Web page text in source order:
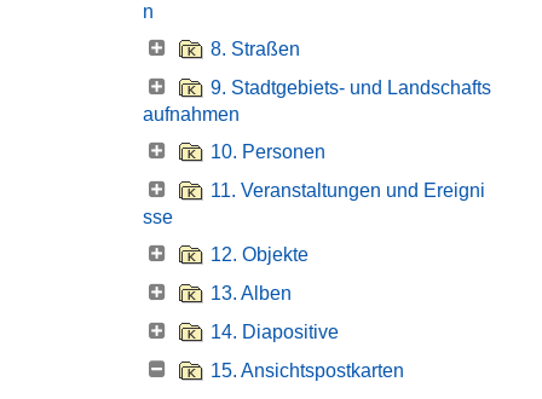
n
8. Straßen
9. Stadtgebiets- und Landschafts
aufnahmen
10. Personen
11. Veranstaltungen und Ereigni
sse
12. Objekte
13. Alben
14. Diapositive
15. Ansichtspostkarten